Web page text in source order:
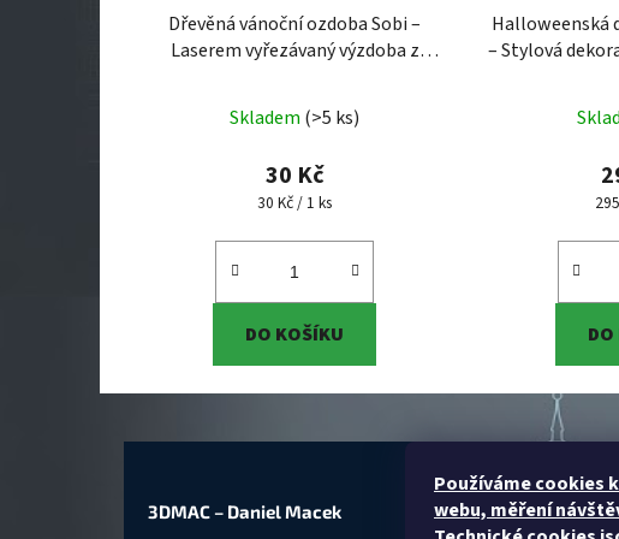
Používáme cookies
webu, měření
Dřevěná vánoční ozdoba Sobi –
Laserem vyřezávaný výzdoba z
Sobi – Laserem vyřezávaný výzdoba
z překližky (Original 3DMAC)
Skladem (>5 ks)
30 Kč
Měrná cena:
30 Kč / 1 ks
DO KOŠÍKU
Halloweenská
– Stylová
– Stylová
|
3DMAC – Daniel Macek